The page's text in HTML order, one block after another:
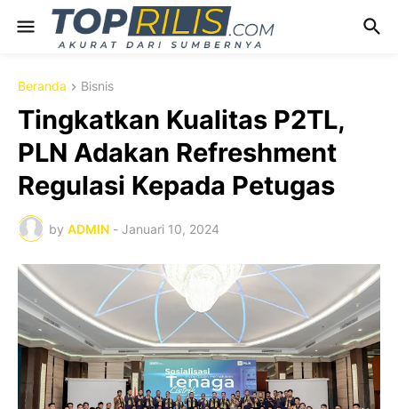
Beranda Bisnis
Tingkatkan Kualitas P2TL,
PLN Adakan Refreshment
Regulasi Kepada Petugas
by ADMIN - Januari 10, 2024